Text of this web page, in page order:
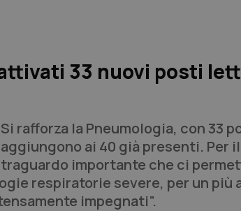
33 nuovi posti
Si rafforza la Pneumologia, con 33
aggiungono ai 40 già presenti. Per il
traguardo importante che ci
respiratorie severe, per un più
impegnati”.